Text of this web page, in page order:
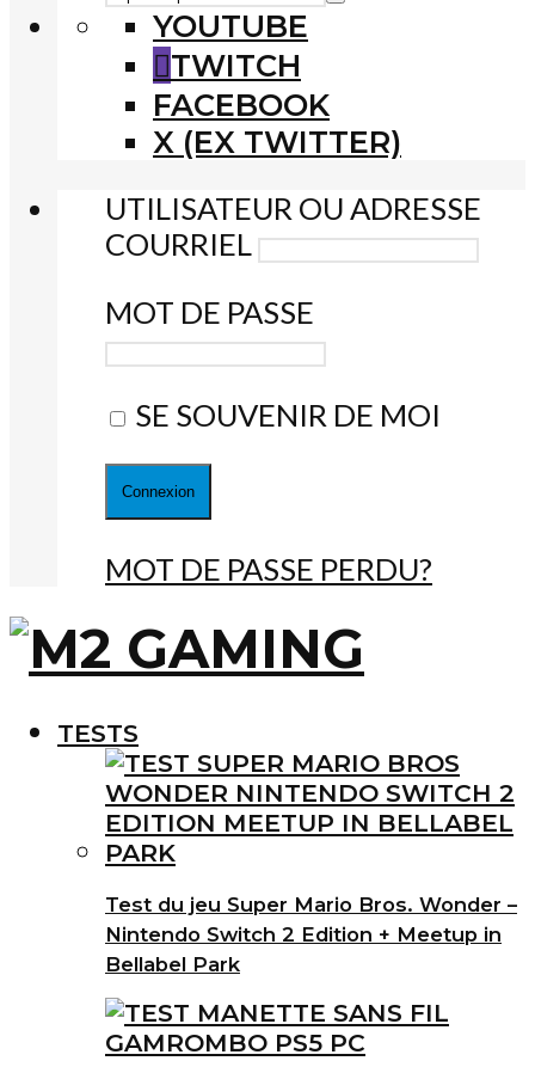
YOUTUBE
TWITCH
FACEBOOK
X (EX TWITTER)
UTILISATEUR OU ADRESSE
COURRIEL
MOT DE PASSE
SE SOUVENIR DE MOI
MOT DE PASSE PERDU?
TESTS
Test du jeu Super Mario Bros. Wonder –
Nintendo Switch 2 Edition + Meetup in
Bellabel Park